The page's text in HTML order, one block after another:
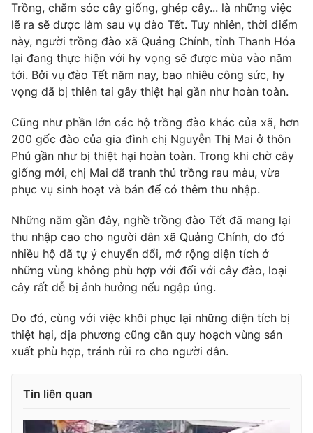
Nhân vật
Khán giả
Giải sao mai
Điện ảnh
Âm nhạc
Sao
Đời sống
Du lịch
Làm đẹp
Giáo dục
Tuyển sinh
Học trực tuyến
Công nghệ
Hitech Công nghệ tương lai
Sản phẩm
Thị trường
Tư vấn
Giao lưu trực tuyến
Lịch phát sóng
Chuyên mục khác
Emagazine Podcast
Video Shorts video
VTV Sức khoẻ Bất động sản
Trồng, chăm sóc cây giống, ghép cây... là những việc
lẽ ra sẽ được làm sau vụ đào Tết. Tuy nhiên, thời điểm
này, người trồng đào xã Quảng Chính, tỉnh Thanh Hóa
lại đang thực hiện với hy vọng sẽ được mùa vào năm
tới. Bởi vụ đào Tết năm nay, bao nhiêu công sức, hy
vọng đã bị thiên tai gây thiệt hại gần như hoàn toàn.
Cũng như phần lớn các hộ trồng đào khác của xã, hơn
200 gốc đào của gia đình chị Nguyễn Thị Mai ở thôn
Phú gần như bị thiệt hại hoàn toàn. Trong khi chờ cây
giống mới, chị Mai đã tranh thủ trồng rau màu, vừa
phục vụ sinh hoạt và bán để có thêm thu nhập.
Những năm gần đây, nghề trồng đào Tết đã mang lại
thu nhập cao cho người dân xã Quảng Chính, do đó
nhiều hộ đã tự ý chuyển đổi, mở rộng diện tích ở
những vùng không phù hợp với đối với cây đào, loại
cây rất dễ bị ảnh hưởng nếu ngập úng.
Do đó, cùng với việc khôi phục lại những diện tích bị
thiệt hại, địa phương cũng cần quy hoạch vùng sản
xuất phù hợp, tránh rủi ro cho người dân.
Tin liên quan